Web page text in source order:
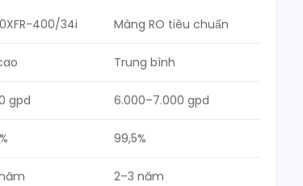
400/34i Màng RO tiêu chuẩn
Trung bình
gpd 6.000–7.000 gpd
99,5%
2–3 năm